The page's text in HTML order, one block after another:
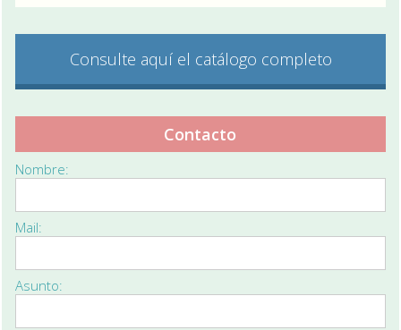
Consulte aquí el catálogo completo
Contacto
Nombre:
Mail:
Asunto: